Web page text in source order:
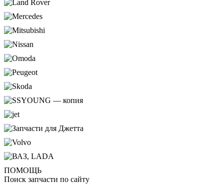
ПОМОЩЬ
Поиск запчасти по сайту